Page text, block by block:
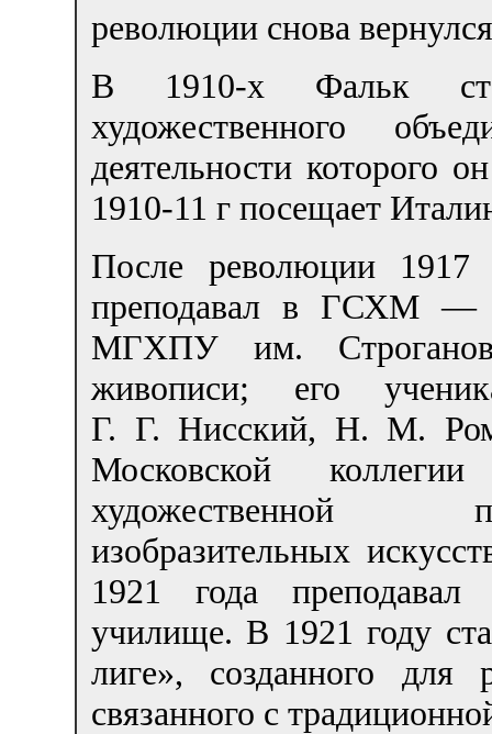
революции снова
В 1910-х Фальк
художественного
деятельности которого
1910-11 г посещает
После революции
преподавал в ГСХМ —
МГХПУ им.
живописи; его
Г. Г. Нисский, Н. М.
Московской
художественной
изобразительных
1921 года преподавал
училище. В 1921 году
лиге», созданного для
связанного с